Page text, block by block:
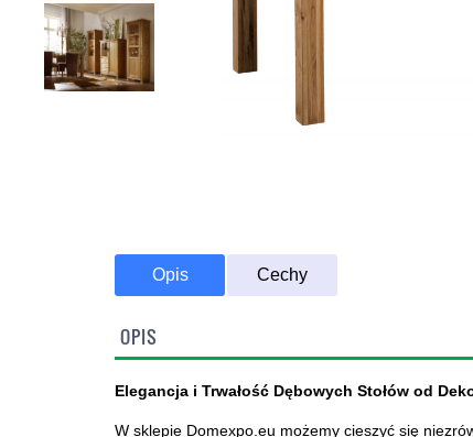
Opis Cechy
OPIS
Elegancja i Trwałość Dębowych Stołów od
W sklepie Domexpo.eu możemy cieszyć się